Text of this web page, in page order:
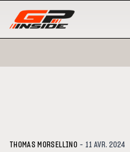
THOMAS MORSELLINO - 11 AVR. 2024